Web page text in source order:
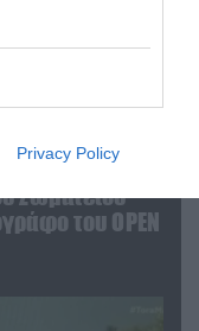
Privacy Policy
Σωματείου
του OPEN